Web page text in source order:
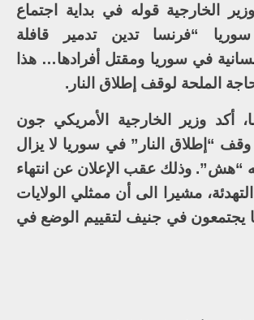
الخارجية قوله في بداية اجتماع
“فرنسا تدين تدمير قافلة
في سوريا ومقتل أفرادها… هذا
الملحة لوقف إطلاق النار.
أكد وزير الخارجية الأمريكي جون
“إطلاق النار” في سوريا لا يزال
“هش”. وذلك عقب الإعلان عن انتهاء
مشيرا الى أن ممثلي الولايات
يجتمعون في جنيف لتقييم الوضع في